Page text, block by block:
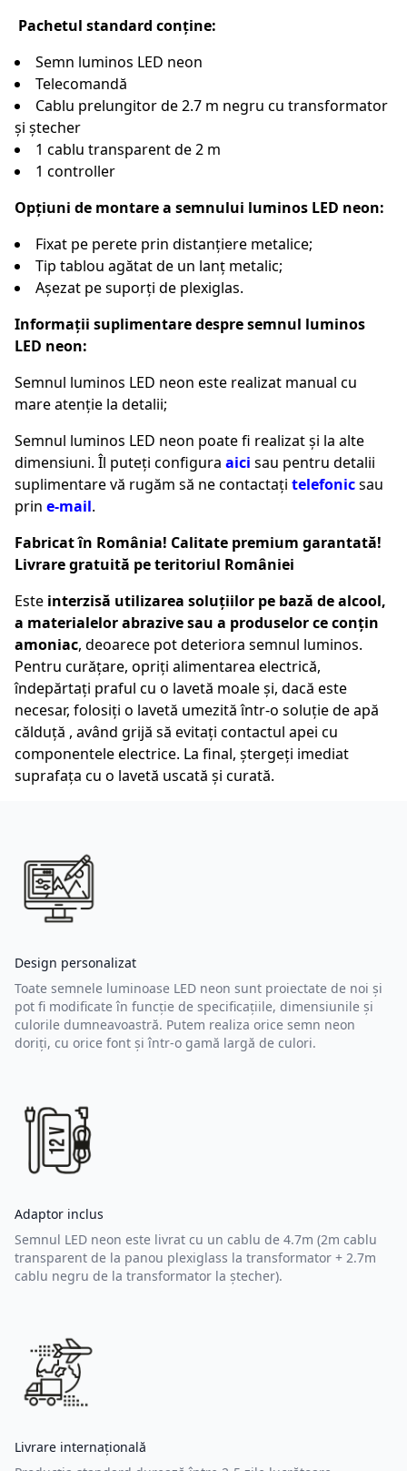
Pachetul standard conține:
Semn luminos LED neon
Telecomandă
Cablu prelungitor de 2.7 m negru cu transformator
și ștecher
1 cablu transparent de 2 m
1 controller
Opțiuni de montare a semnului luminos LED neon:
Fixat pe perete prin distanțiere metalice;
Tip tablou agătat de un lanț metalic;
Așezat pe suporți de plexiglas.
Informații suplimentare despre semnul luminos
LED neon:
Semnul luminos LED neon este realizat manual cu
mare atenție la detalii;
Semnul luminos LED neon poate fi realizat și la alte
dimensiuni. Îl puteți configura aici sau pentru detalii
suplimentare vă rugăm să ne contactați telefonicsau
prin e-mail.
Fabricat în România! Calitate premium garantată!
Livrare gratuită pe teritoriul României
Este interzisă utilizarea soluțiilor pe bază de alcool,
a materialelor abrazive sau a produselor ce conțin
amoniac, deoarece pot deteriora semnul luminos.
Pentru curățare, opriți alimentarea electrică,
îndepărtați praful cu o lavetă moale și, dacă este
necesar, folosiți o lavetă umezită într-o soluție de apă
călduță , având grijă să evitați contactul apei cu
componentele electrice. La final, ștergeți imediat
suprafața cu o lavetă uscată și curată.
Design personalizat
Toate semnele luminoase LED neon sunt proiectate de noi și
pot fi modificate în funcție de specificațiile, dimensiunile și
culorile dumneavoastră. Putem realiza orice semn neon
doriți, cu orice font și într-o gamă largă de culori.
Adaptor inclus
Semnul LED neon este livrat cu un cablu de 4.7m (2m cablu
transparent de la panou plexiglass la transformator + 2.7m
cablu negru de la transformator la ștecher).
Livrare internațională